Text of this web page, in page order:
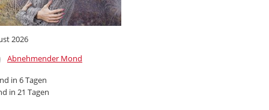
2026
Abnehmender Mond
in 6 Tagen
in 21 Tagen